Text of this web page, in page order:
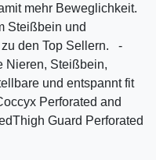
mehr Beweglichkeit.
Steißbein und
den Top Sellern. -
Nieren, Steißbein,
und entspannt fit
Perforated and
Guard Perforated